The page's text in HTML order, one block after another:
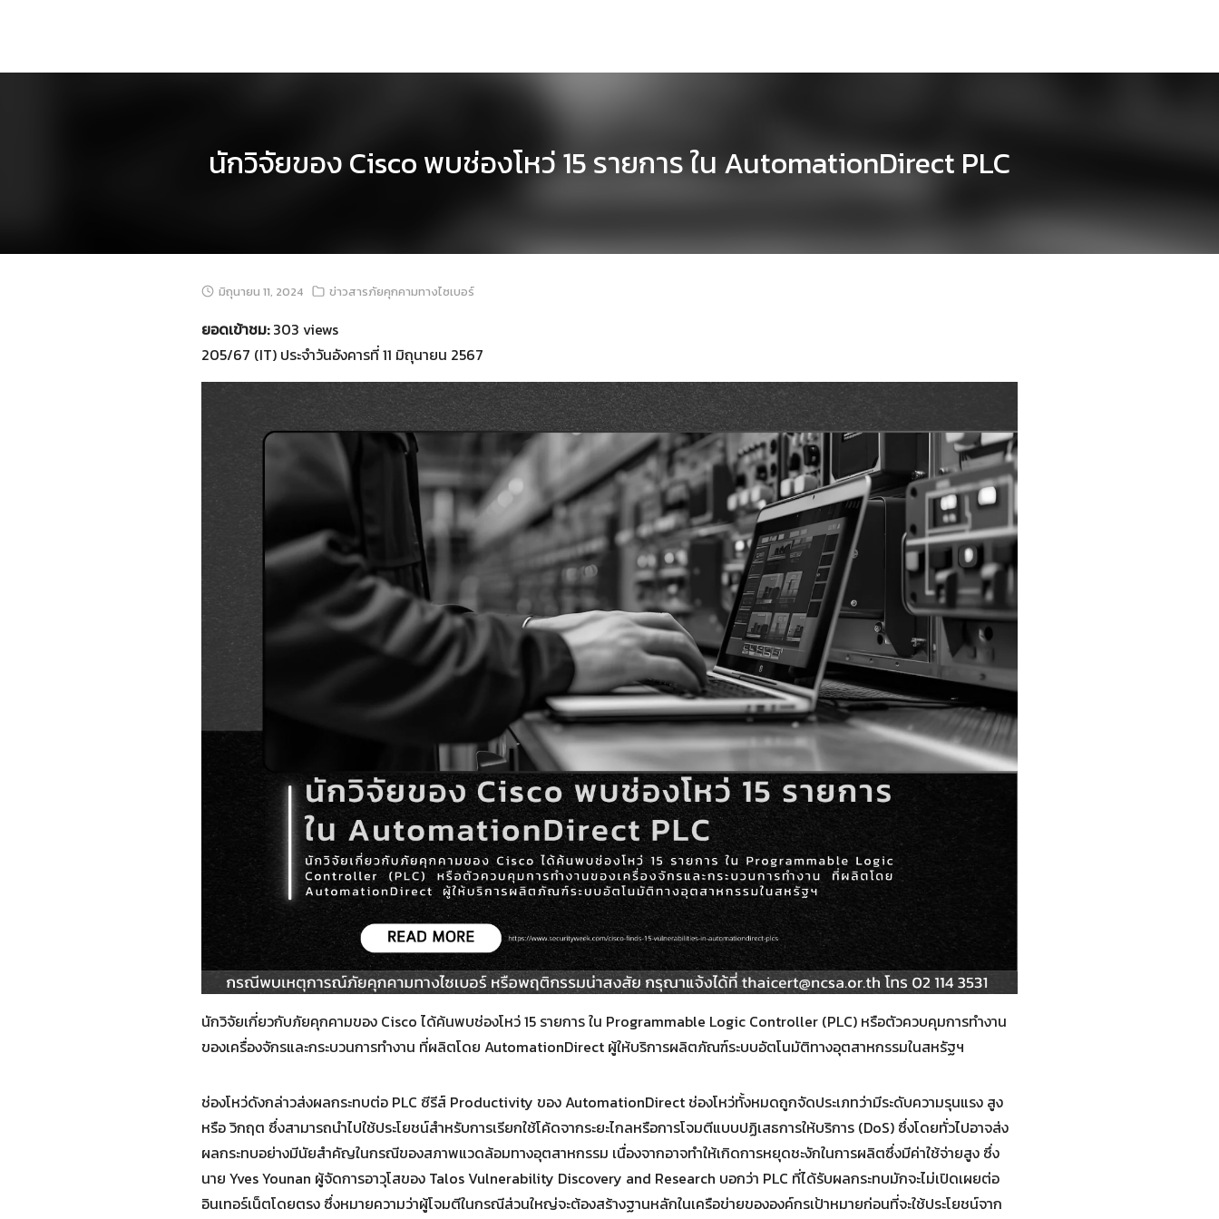
Search
for:
Search
นักวิจัยของ Cisco พบช่องโหว่ 15 รายการ ใน AutomationDirect PLC
มิถุนายน 11, 2024 ข่าวสารภัยคุกคามทางไซเบอร์
ยอดเข้าชม:303 views
205/67 (IT) ประจำวันอังคารที่ 11 มิถุนายน 2567
นักวิจัยเกี่ยวกับภัยคุกคามของ Cisco ได้ค้นพบช่องโหว่ 15 รายการ ใน Programmable Logic Controller (PLC) หรือตัวควบคุมการทำงาน
ของเครื่องจักรและกระบวนการทำงาน ที่ผลิตโดย AutomationDirect ผู้ให้บริการผลิตภัณฑ์ระบบอัตโนมัติทางอุตสาหกรรมในสหรัฐฯ
ช่องโหว่ดังกล่าวส่งผลกระทบต่อ PLC ซีรีส์ Productivity ของ AutomationDirect ช่องโหว่ทั้งหมดถูกจัดประเภทว่ามีระดับความรุนแรง สูง
หรือ วิกฤต ซึ่งสามารถนำไปใช้ประโยชน์สำหรับการเรียกใช้โค้ดจากระยะไกลหรือการโจมตีแบบปฏิเสธการให้บริการ (DoS) ซึ่งโดยทั่วไปอาจส่ง
ผลกระทบอย่างมีนัยสำคัญในกรณีของสภาพแวดล้อมทางอุตสาหกรรม เนื่องจากอาจทำให้เกิดการหยุดชะงักในการผลิตซึ่งมีค่าใช้จ่ายสูง ซึ่ง
นาย Yves Younan ผู้จัดการอาวุโสของ Talos Vulnerability Discovery and Research บอกว่า PLC ที่ได้รับผลกระทบมักจะไม่เปิดเผยต่อ
อินเทอร์เน็ตโดยตรง ซึ่งหมายความว่าผู้โจมตีในกรณีส่วนใหญ่จะต้องสร้างฐานหลักในเครือข่ายขององค์กรเป้าหมายก่อนที่จะใช้ประโยชน์จาก